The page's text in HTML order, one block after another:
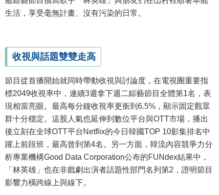
生活，享受毫無計畫、沒有污染的日常。
收視與話題雙雙走高
節目從首播開始就同時帶動收視與討論度，在電視圈重要指
標2049收視率中，連續3週拿下週二綜藝節目全體第1名，表
現相當亮眼。最高每分鐘收視率更衝到6.5%，顯示固定觀眾
群十分穩定。這股人氣也延伸到數位平台與OTT市場，播出
後立刻在全球OTT平台Netflix的今日韓國TOP 10影集排名中
躍上前段班，最高曾到第4名。另一方面，韓流內容競爭力分
析專業機構Good Data Corporation公布的FUNdex結果中，
「林英雄」也在非戲劇出演者話題性部門名列第2，證明節目
影響力橫跨線上與線下。